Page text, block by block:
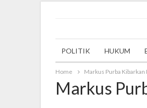
POLITIK HUKUM
Home Markus Purba
Markus